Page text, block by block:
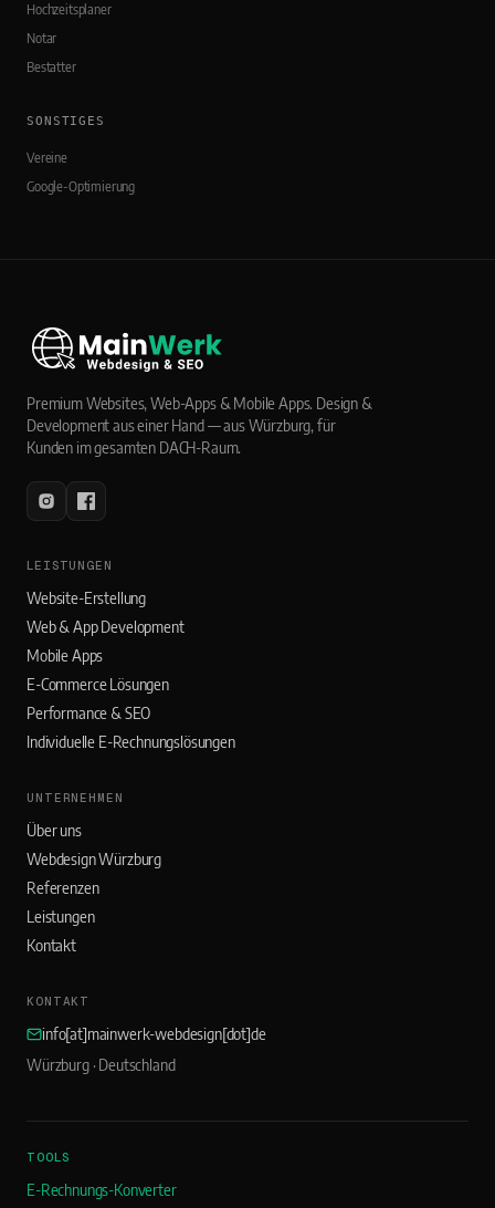
Hochzeitsplaner
Notar
Bestatter
SONSTIGES
Vereine
Google-Optimierung
Premium Websites, Web-Apps & Mobile Apps. Design &
Development aus einer Hand — aus Würzburg, für
Kunden im gesamten DACH-Raum.
LEISTUNGEN
Website-Erstellung
Web & App Development
Mobile Apps
E-Commerce Lösungen
Performance & SEO
Individuelle E-Rechnungslösungen
UNTERNEHMEN
Über uns
Webdesign Würzburg
Referenzen
Leistungen
Kontakt
KONTAKT
info[at]mainwerk-webdesign[dot]de
Würzburg · Deutschland
TOOLS
E-Rechnungs-Konverter